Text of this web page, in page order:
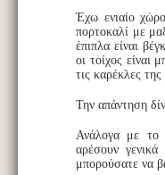
Έχω ενιαίο
πορτοκαλί με
έπιπλα είναι
οι τοίχος
τις καρέκλες
Την απάντηση
Ανάλογα με το
αρέσουν
μπορούσατε να